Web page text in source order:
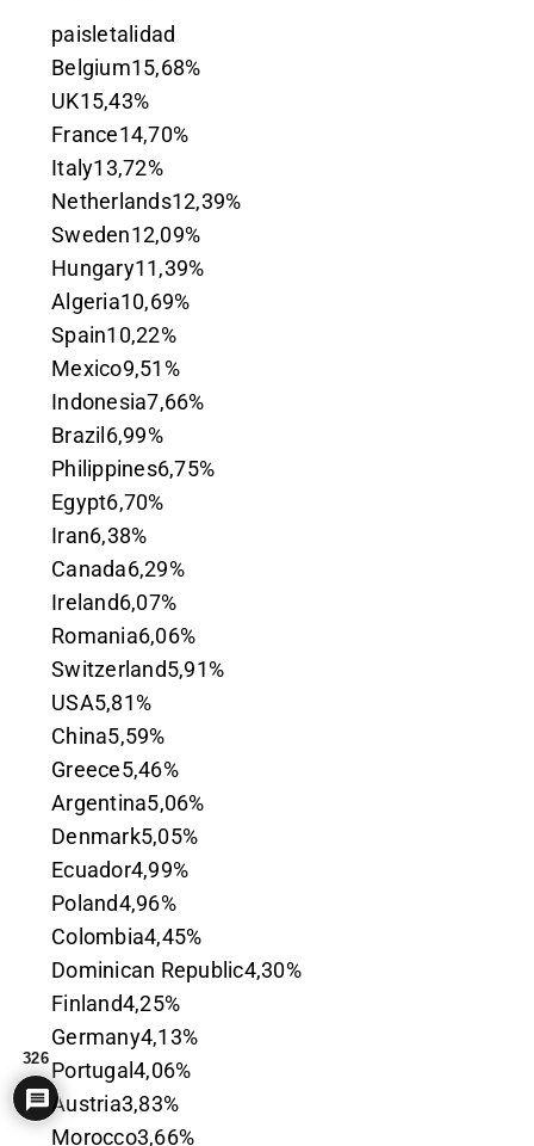
paisletalidad
Belgium15,68%
UK15,43%
France14,70%
Italy13,72%
Netherlands12,39%
Sweden12,09%
Hungary11,39%
Algeria10,69%
Spain10,22%
Mexico9,51%
Indonesia7,66%
Brazil6,99%
Philippines6,75%
Egypt6,70%
Iran6,38%
Canada6,29%
Ireland6,07%
Romania6,06%
Switzerland5,91%
USA5,81%
China5,59%
Greece5,46%
Argentina5,06%
Denmark5,05%
Ecuador4,99%
Poland4,96%
Colombia4,45%
Dominican Republic4,30%
Finland4,25%
Germany4,13%
Portugal4,06%
Austria3,83%
Morocco3,66%
326